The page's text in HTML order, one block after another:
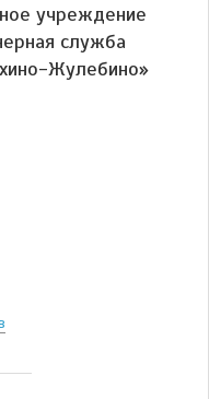
учреждение
служба
Жулебино»